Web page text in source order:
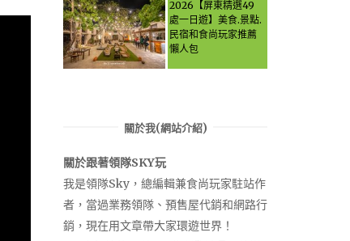
you through it all!
2026【屏東精選49
處一日遊】美食.景點.
民宿和食尚玩家推薦
懶人包
關於我(網站介紹)
關於跟著領隊SKY玩
我是領隊Sky，總編輯兼食尚玩家駐站作
者，當過業務領隊、預售屋代銷和網路行
銷，現在用文章帶大家環遊世界！